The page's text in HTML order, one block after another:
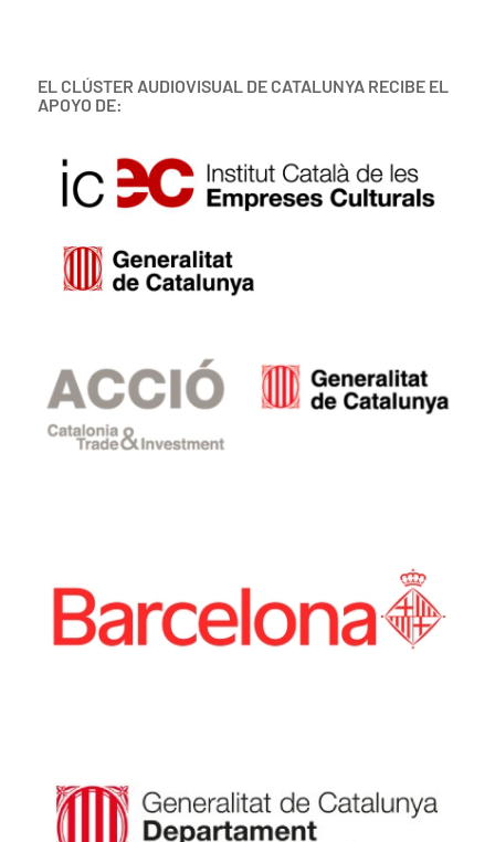
EL CLÚSTER AUDIOVISUAL DE CATALUNYA RECIBE EL
APOYO DE: